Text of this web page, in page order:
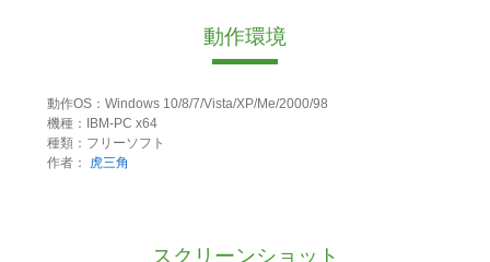
動作環境
動作OS：Windows 10/8/7/Vista/XP/Me/2000/98
機種：IBM-PC x64
種類：フリーソフト
作者：
虎三角
スクリーンショット